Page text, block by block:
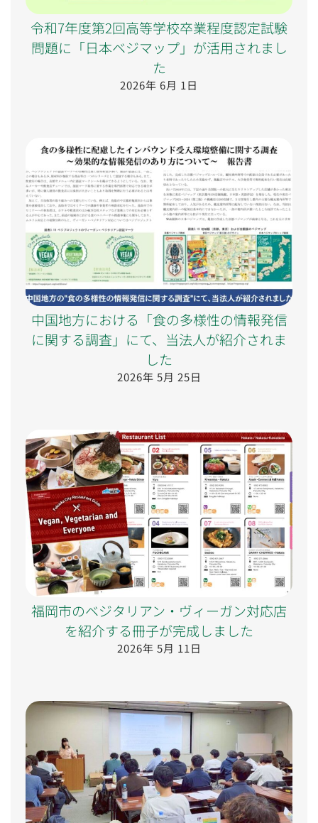
令和7年度第2回高等学校卒業程度認定試験
問題に「日本ベジマップ」が活用されまし
た
2026年 6月 1日
中国地方における「食の多様性の情報発信
に関する調査」にて、当法人が紹介されま
した
2026年 5月 25日
福岡市のベジタリアン・ヴィーガン対応店
を紹介する冊子が完成しました
2026年 5月 11日